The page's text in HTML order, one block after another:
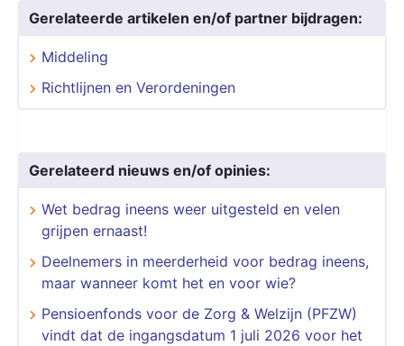
Gerelateerde artikelen en/of partner bijdragen:
Middeling
Richtlijnen en Verordeningen
Gerelateerd nieuws en/of opinies:
Wet bedrag ineens weer uitgesteld en velen
grijpen ernaast!
Deelnemers in meerderheid voor bedrag ineens,
maar wanneer komt het en voor wie?
Pensioenfonds voor de Zorg & Welzijn (PFZW)
vindt dat de ingangsdatum 1 juli 2026 voor het